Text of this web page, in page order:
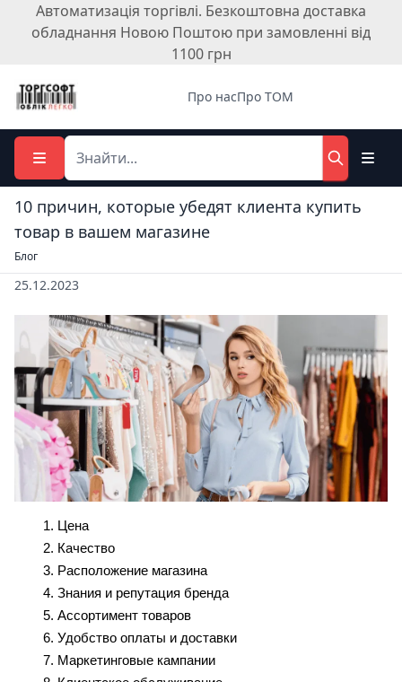
Автоматизація торгівлі. Безкоштовна доставка
обладнання Новою Поштою при замовленні від
1100 грн
Про насПро ТОМ
10 причин, которые убедят клиента купить
товар в вашем магазине
Блог
25.12.2023
Цена
Качество
Расположение магазина
Знания и репутация бренда
Ассортимент товаров
Удобство оплаты и доставки
Маркетинговые кампании